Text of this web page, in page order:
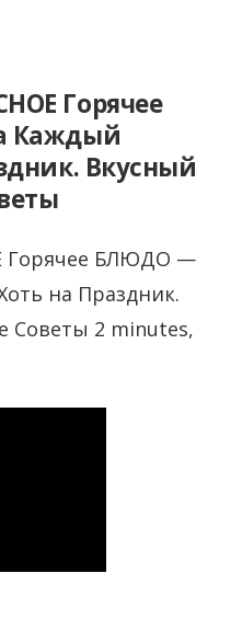
Горячее
Каждый
Вкусный
Горячее БЛЮДО —
на Праздник.
Советы 2 minutes,